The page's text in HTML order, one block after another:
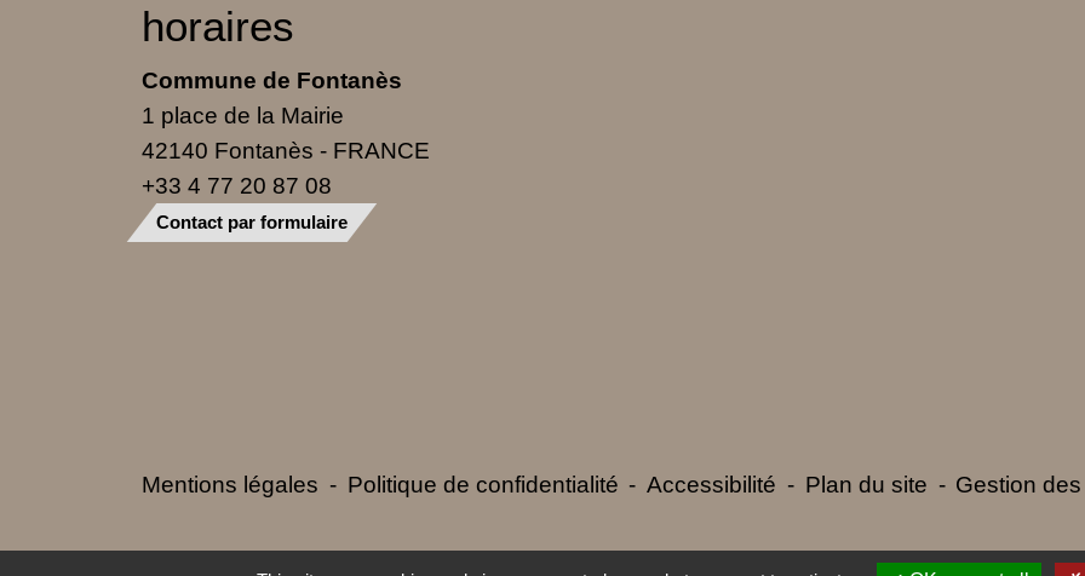
horaires
Commune de Fontanès
1 place de la Mairie
42140 Fontanès - FRANCE
+33 4 77 20 87 08
Contact par formulaire
Mentions légales - Politique de confidentialité - Accessibilité - Plan du site - Gestion